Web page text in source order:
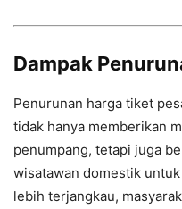
Dampak
Penurunan harga tiket
tidak hanya memberikan
penumpang, tetapi juga
wisatawan domestik
lebih terjangkau,